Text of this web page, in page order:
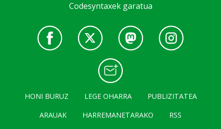
Codesyntaxek garatua
HONI BURUZ LEGE OHARRA
PUBLIZITATEA
ARAUAK
HARREMANETARAKO RSS